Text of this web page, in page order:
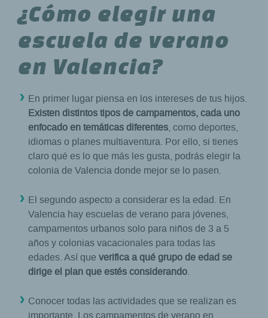
¿Cómo elegir una
escuela de verano
en Valencia?
En primer lugar piensa en los intereses de tus hijos.
Existen distintos tipos de campamentos, cada uno
enfocado en temáticas diferentes, como deportes,
idiomas o planes multiaventura. Por ello, si tienes
claro qué es lo que más les gusta, podrás elegir la
colonia de Valencia donde mejor se lo pasen.
El segundo aspecto a considerar es la edad. En
Valencia hay escuelas de verano para jóvenes,
campamentos urbanos solo para niños de 3 a 5
años y colonias vacacionales para todas las
edades. Así que verifica a qué grupo de edad se
dirige el plan que estés considerando.
Conocer todas las actividades que se realizan es
importante. Los campamentos de verano en